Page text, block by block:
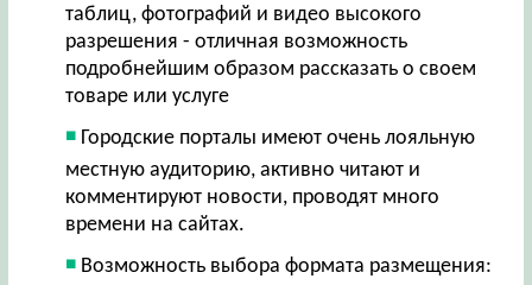
таблиц, фотографий и видео высокого
разрешения - отличная возможность
подробнейшим образом рассказать о своем
товаре или услуге
Городские порталы имеют очень лояльную
местную аудиторию, активно читают и
комментируют новости, проводят много
времени на сайтах.
Возможность выбора формата размещения: